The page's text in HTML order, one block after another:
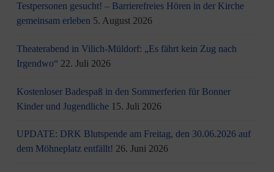
Testpersonen gesucht! – Barrierefreies Hören in der Kirche
gemeinsam erleben 5. August 2026
Theaterabend in Vilich-Müldorf: „Es fährt kein Zug nach
Irgendwo“ 22. Juli 2026
Kostenloser Badespaß in den Sommerferien für Bonner
Kinder und Jugendliche 15. Juli 2026
UPDATE: DRK Blutspende am Freitag, den 30.06.2026 auf
dem Möhneplatz entfällt! 26. Juni 2026